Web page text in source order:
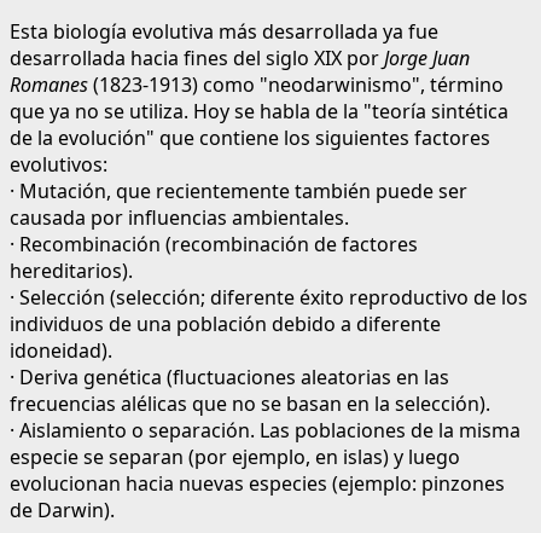
Esta biología evolutiva más desarrollada ya fue
desarrollada hacia fines del siglo XIX porJorge Juan
Romanes(1823-1913) como "neodarwinismo", término
que ya no se utiliza. Hoy se habla de la "teoría sintética
de la evolución" que contiene los siguientes factores
evolutivos:
· Mutación, que recientemente también puede ser
causada por influencias ambientales.
· Recombinación (recombinación de factores
hereditarios).
· Selección (selección; diferente éxito reproductivo de los
individuos de una población debido a diferente
idoneidad).
· Deriva genética (fluctuaciones aleatorias en las
frecuencias alélicas que no se basan en la selección).
· Aislamiento o separación. Las poblaciones de la misma
especie se separan (por ejemplo, en islas) y luego
evolucionan hacia nuevas especies (ejemplo: pinzones
de Darwin).